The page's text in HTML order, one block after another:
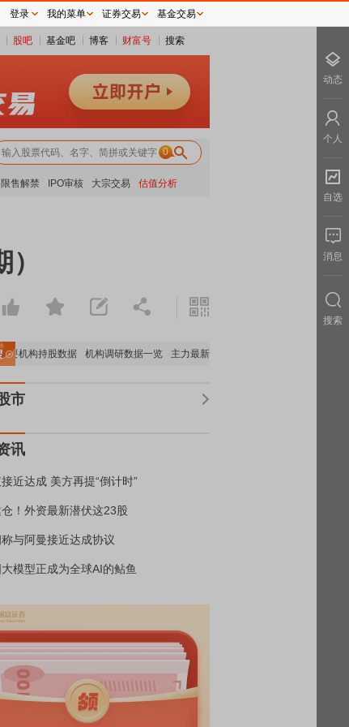
股吧 基金吧 博客 财富号 搜索
0
限售解禁 IPO审核 大宗交易 估值分析
构持股数据 机构调研数据一览 主力最新动向
市
讯
近达成 美方再提“倒计时”
！外资最新潜伏这23股
与阿曼接近达成协议
模型正成为全球AI的鲇鱼
登录 我的菜单 证券交易 基金交易
动态
个人
自选
消息
搜索